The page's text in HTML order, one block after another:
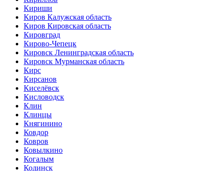
Кириши
Киров Калужская область
Киров Кировская область
Кировград
Кирово-Чепецк
Кировск Ленинградская область
Кировск Мурманская область
Кирс
Кирсанов
Киселёвск
Кисловодск
Клин
Клинцы
Княгинино
Ковдор
Ковров
Ковылкино
Когалым
Кодинск